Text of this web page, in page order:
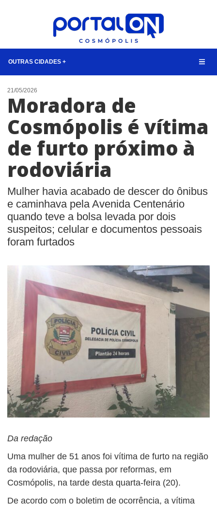
OUTRAS CIDADES +
NOTÍCIAS
LISTA DIGITAL
CONTATO
ANUNCIE
21/05/2026
Moradora de
Cosmópolis é vítima
de furto próximo à
rodoviária
Mulher havia acabado de descer do ônibus
e caminhava pela Avenida Centenário
quando teve a bolsa levada por dois
suspeitos; celular e documentos pessoais
foram furtados
Da redação
Uma mulher de 51 anos foi vítima de furto na região
da rodoviária, que passa por reformas, em
Cosmópolis, na tarde desta quarta-feira (20).
De acordo com o boletim de ocorrência, a vítima